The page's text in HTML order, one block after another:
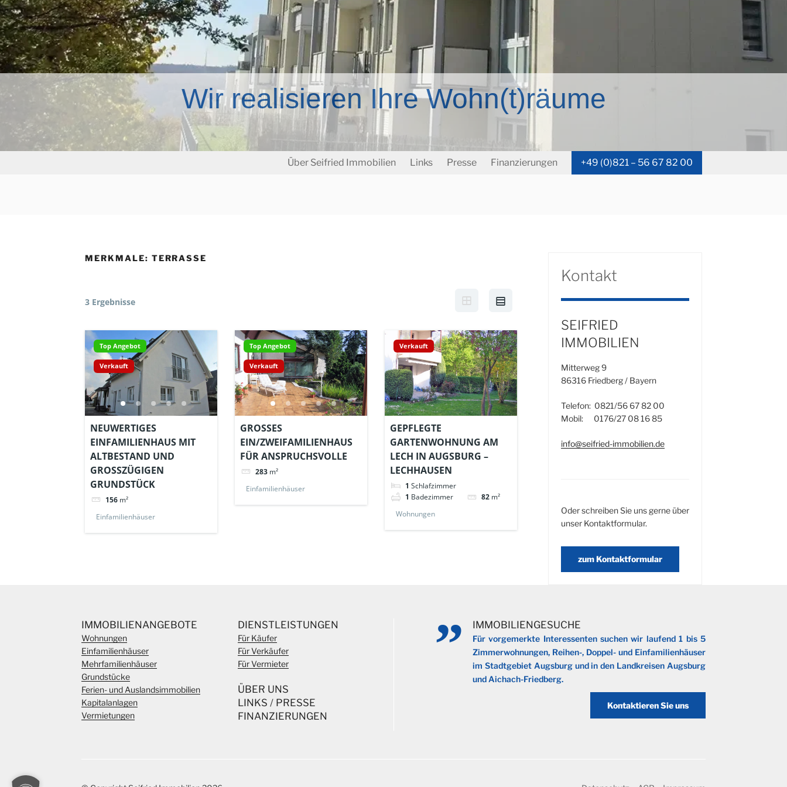
Wir realisieren Ihre Wohn(t)räume
Über Seifried Immobilien Links Presse Finanzierungen +49 (0)821 – 56 67 82 00
MERKMALE: TERRASSE
3 Ergebnisse
Top Angebot
Verkauft
NEUWERTIGES
EINFAMILIENHAUS MIT
ALTBESTAND UND
GROSSZÜGIGEN G
RUNDSTÜCK
156 m²
Einfamilienhäuser
Top Angebot
Verkauft
GROSSES E
IN/ZWEIFAMILIENHAUS F
ÜR ANSPRUCHSVOLLE
283 m²
Einfamilienhäuser
Verkauft
GEPFLEGTE
GARTENWOHNUNG AM
LECH IN AUGSBURG –
LECHHAUSEN
1 Schlafzimmer
1 Badezimmer 82 m²
Wohnungen
Kontakt
SEIFRIED
IMMOBILIEN
Mitterweg 9
86316 Friedberg / Bayern
Telefon: 0821/56 67 82 00
Mobil: 0176/27 08 16 85
info@seifried-immobilien.de
Oder schreiben Sie uns gerne über
unser Kontaktformular.
zum Kontaktformular
IMMOBILIENANGEBOTE
Wohnungen
Einfamilienhäuser
Mehrfamilienhäuser
Grundstücke
Ferien- und Auslandsimmobilien
Kapitalanlagen
Vermietungen
DIENSTLEISTUNGEN
Für Käufer
Für Verkäufer
Für Vermieter
ÜBER UNS
LINKS / PRESSE
FINANZIERUNGEN
IMMOBILIENGESUCHE
Für vorgemerkte Interessenten suchen wir laufend 1 bis 5
Zimmerwohnungen, Reihen-, Doppel- und Einfamilienhäuser
im Stadtgebiet Augsburg und in den Landkreisen Augsburg
und Aichach-Friedberg.
Kontaktieren Sie uns